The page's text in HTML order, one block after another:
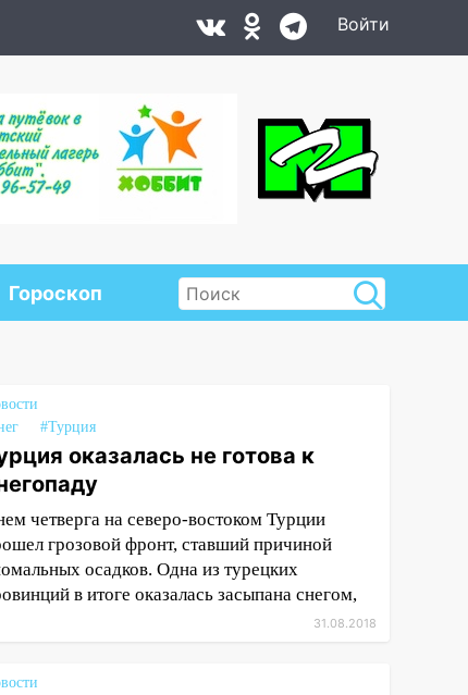
Войти
Гороскоп
#Турция
оказалась не готова к
четверга на северо-востоком Турции
грозовой фронт, ставший причиной
осадков. Одна из турецких
в итоге оказалась засыпана снегом,
31.08.2018